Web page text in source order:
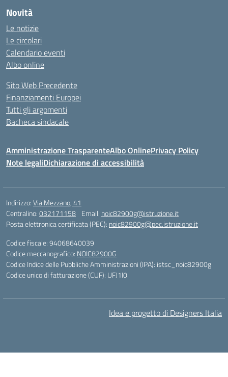
Novità
Le notizie
Le circolari
Calendario eventi
Albo online
Sito Web Precedente
Finanziamenti Europei
Tutti gli argomenti
Bacheca sindacale
Amministrazione TrasparenteAlbo OnlinePrivacy Policy
Note legaliDichiarazione di accessibilità
Indirizzo:Via Mezzano, 41
Centralino:032171158 Email: noic82900g@istruzione.it
Posta elettronica certificata (PEC): noic82900g@pec.istruzione.it
Codice fiscale: 94068640039
Codice meccanografico: NOIC82900G
Codice Indice delle Pubbliche Amministrazioni (IPA): istsc_noic82900g
Codice unico di fatturazione (CUF): UFJ1I0
Idea e progetto di Designers Italia